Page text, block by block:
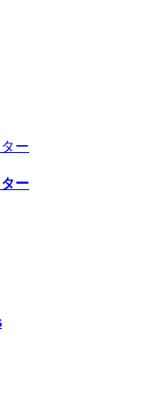
ー
ー